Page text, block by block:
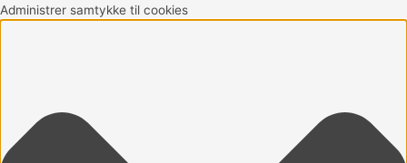
Administrer samtykke til cookies
Funktionsdygtig
Præferencer
Statistikker
Marketing
Gå